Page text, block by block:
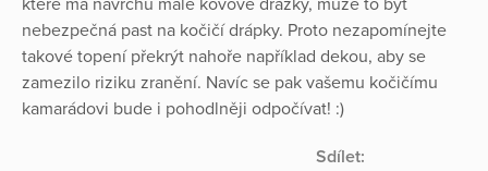
které má navrchu malé kovové drážky, může to být
nebezpečná past na kočičí drápky. Proto nezapomínejte
takové topení překrýt nahoře například dekou, aby se
zamezilo riziku zranění. Navíc se pak vašemu kočičímu
kamarádovi bude i pohodlněji odpočívat! :)
Sdílet: